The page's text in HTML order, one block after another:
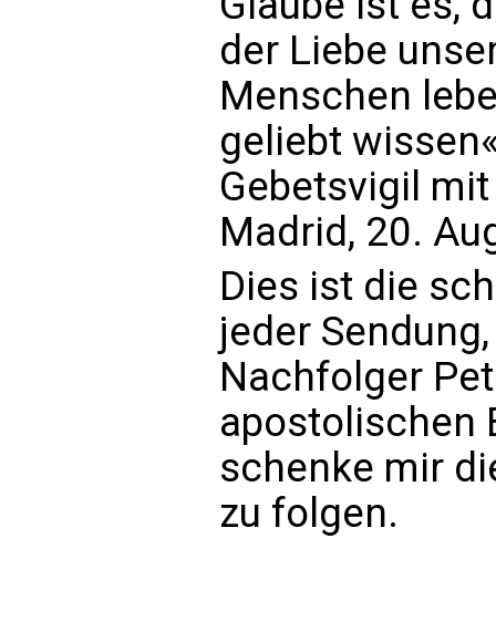
der Liebe
Menschen
geliebt
Gebetsvigil
Madrid, 20.
Dies ist die
jeder
Nachfolger
apostolischen
schenke mir
zu folgen.